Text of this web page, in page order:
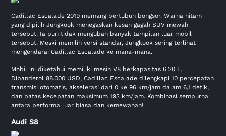
Cadillac Escalade 2019 memang bertubuh bongsor. Warna hitam
yang dipilih Jungkook menegaskan kesan gagah SUV mewah
tersebut. Ia pun tidak mengubah banyak tampilan luar mobil
tersebut. Meski memilih versi standar, Jungkook sering terlihat
mengendarai Cadillac Escalade ke mana-mana.
Mobil ini diketahui memiliki mesin V8 berkapasitas 6.20 L.
Dibanderol 88.000 USD, Cadillac Escalade dilengkapi 10 percepatan
transmisi otomatis, akselerasi dari 0 ke 96 km/jam dalam 6,1 detik,
dan batas kecepatan maksimum 193 km/jam. Kombinasi sempurna
antara performa luar biasa dan kemewahan!
Audi S8